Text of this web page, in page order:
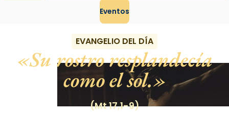
Eventos
EVANGELIO DEL DÍA
Su rostro resplandecía
como el sol.
(Mt 17,1-9)